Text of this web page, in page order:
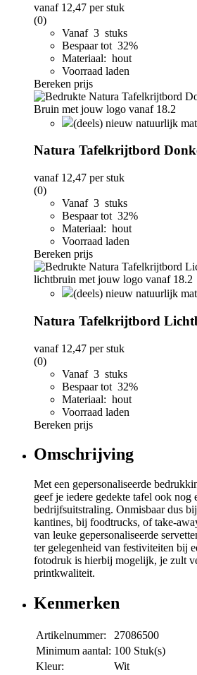
vanaf 12,47 per stuk
(0)
Vanaf 3 stuks
Bespaar tot 32%
Materiaal: hout
Voorraad laden
Bereken prijs
(deels) nieuw natuurlijk
Natura Tafelkrijtbord
vanaf 12,47 per stuk
(0)
Vanaf 3 stuks
Bespaar tot 32%
Materiaal: hout
Voorraad laden
Bereken prijs
(deels) nieuw natuurlijk
Natura Tafelkrijtbord
vanaf 12,47 per stuk
(0)
Vanaf 3 stuks
Bespaar tot 32%
Materiaal: hout
Voorraad laden
Bereken prijs
Omschrijving
Met een gepersonaliseerde
geef je iedere gedekte tafel ook nog
bedrijfsuitstraling. Onmisbaar dus
kantines, bij foodtrucks, of take-
van leuke gepersonaliseerde
ter gelegenheid van festiviteiten bij
fotodruk is hierbij mogelijk, je zult
printkwaliteit.
Kenmerken
Artikelnummer:
27086500
Minimum aantal: 100 Stuk(s)
Kleur:
Wit